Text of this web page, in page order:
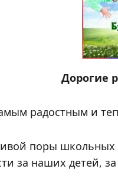
Дорогие
радостным и
поры
за наших детей,